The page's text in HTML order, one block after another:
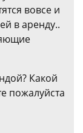
вовсе и
в аренду..
Какой
пожалуйста